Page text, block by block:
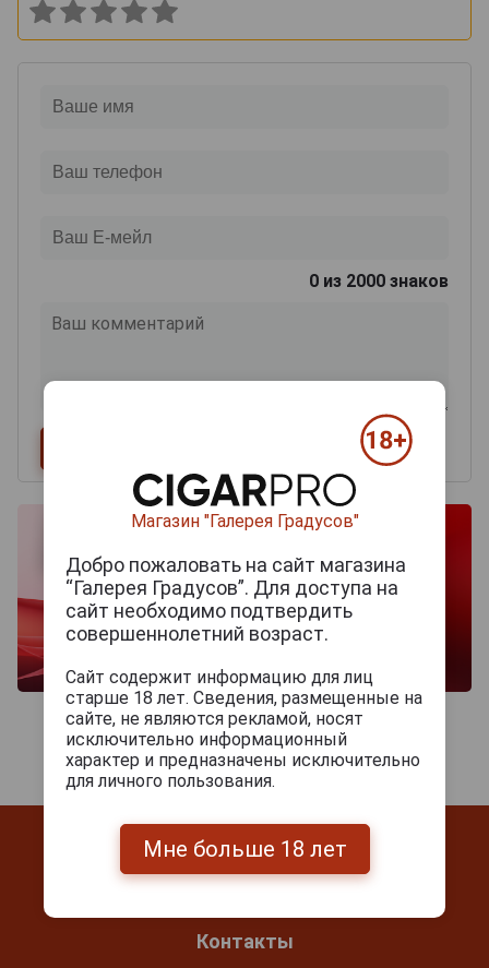
0 из 2000 знаков
Контакты
Магазин "Галерея Градусов"
Добро пожаловать на сайт магазина
“Галерея Градусов”. Для доступа на
сайт необходимо подтвердить
совершеннолетний возраст.
Сайт содержит информацию для лиц
старше 18 лет. Сведения, размещенные на
сайте, не являются рекламой, носят
исключительно информационный
характер и предназначены исключительно
для личного пользования.
Мне больше 18 лет